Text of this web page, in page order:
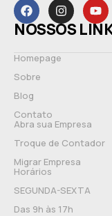
NOSSOS
Homepage
Sobre
Blog
Contato
Abra sua Empresa
Troque de Contador
Migrar Empresa
Horários
SEGUNDA-SEXTA
Das 9h às 17h